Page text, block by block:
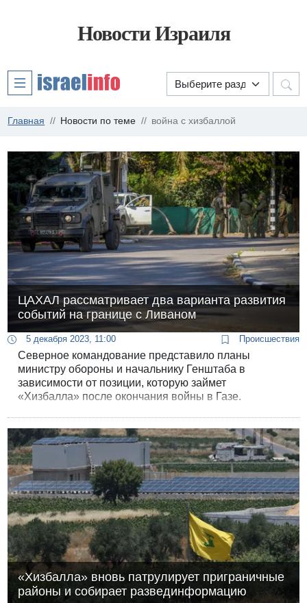
Новости Израиля
Главная Новости по теме война с хизбаллой
ЦАХАЛ рассматривает два варианта развития
событий на границе с Ливаном
5 декабря 2023, 11:00 Происшествия
Северное командование представило планы
министру обороны и начальнику Генштаба в
зависимости от позиции, которую займет
«Хизбалла» после окончания войны в Газе.
«Хизбалла» вновь патрулирует приграничные
районы и собирает развединформацию